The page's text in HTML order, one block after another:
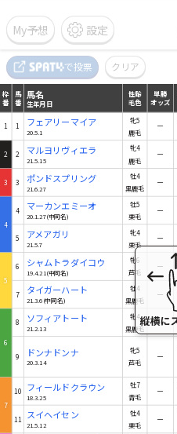
で投票 クリア
My予想 設定
枠
番
馬
番
馬名
性齢
毛色
枠
番
馬
番
馬名
生年月日
性齢
毛色
単勝
オッズ
1 1 フェアリーマイア
20.5.1
牝5
鹿毛
－
2 2 マルヨリヴィエラ
21.5.15
牝4
鹿毛
－
3 3 ポンドスプリング
21.6.27
牡4
黒鹿毛
－
4
4 マーカンエミーオ
20.1.27(中同名)
牡5
栗毛
－
5 アメアガリ
21.5.7
牝4
栗毛
－
5
6 シャムトラダイコウ
19.4.21(中同名)
牝6
芦毛
－
7 タイガーハート
21.3.6(中同名)
牡4
黒鹿毛
－
6
8 ソフィアトート
21.2.13
牝4
黒鹿毛
－
9 ドンナドンナ
20.3.14
牝5
芦毛
－
7
10 フィールドクラウン
18.3.25
牡7
青毛
－
11 スイヘイセン
21.5.12
牡4
栗毛
－